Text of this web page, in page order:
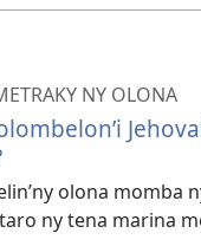
NY OLONA
olona momba
ny tena marina